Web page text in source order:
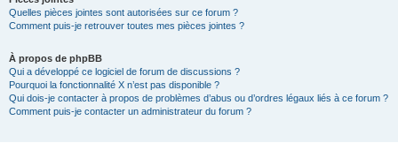
Quelles pièces jointes sont autorisées sur ce forum ?
Comment puis-je retrouver toutes mes pièces jointes ?
À propos de phpBB
Qui a développé ce logiciel de forum de discussions ?
Pourquoi la fonctionnalité X n’est pas disponible ?
Qui dois-je contacter à propos de problèmes d’abus ou d’ordres légaux liés à ce forum ?
Comment puis-je contacter un administrateur du forum ?